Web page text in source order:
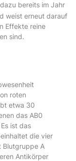
bereits im Jahr
weist erneut darauf
Effekte reine
sind.
roten
etwa 30
das AB0
ist das
die vier
Blutgruppe A
Antikörper